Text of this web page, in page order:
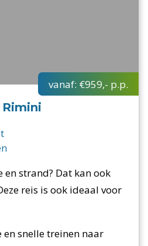
vanaf: €959,- p.p.
en strand? Dat kan ook
reis is ook ideaal voor
snelle treinen naar